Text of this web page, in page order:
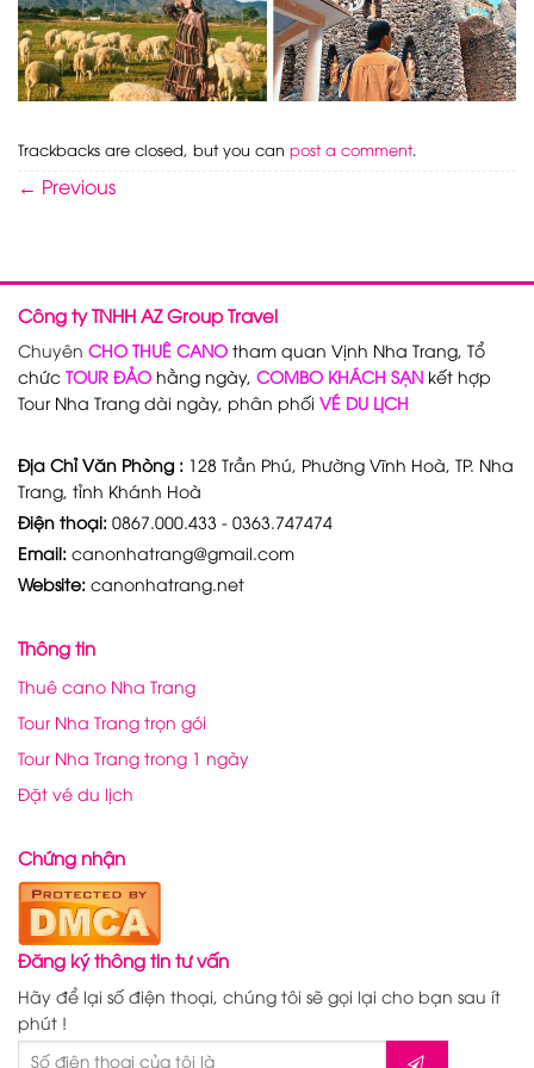
Trackbacks are closed, but you can post a comment.
← Previous
Công ty TNHH AZ Group Travel
Chuyên CHO THUÊ CANO tham quan Vịnh Nha Trang, Tổ
chức TOUR ĐẢO hằng ngày, COMBO KHÁCH SẠN kết hợp
Tour Nha Trang dài ngày, phân phối VÉ DU LỊCH
Địa Chỉ Văn Phòng : 128 Trần Phú, Phường Vĩnh Hoà, TP. Nha
Trang, tỉnh Khánh Hoà
Điện thoại: 0867.000.433 - 0363.747474
Email: canonhatrang@gmail.com
Website: canonhatrang.net
Thông tin
Thuê cano Nha Trang
Tour Nha Trang trọn gói
Tour Nha Trang trong 1 ngày
Đặt vé du lịch
Chứng nhận
Đăng ký thông tin tư vấn
Hãy để lại số điện thoại, chúng tôi sẽ gọi lại cho bạn sau ít
phút !